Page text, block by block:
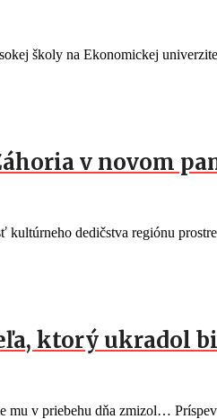
školy na Ekonomickej
v novom
dedičstva regiónu
ktorý ukradol
mu v priebehu dňa zmizol…